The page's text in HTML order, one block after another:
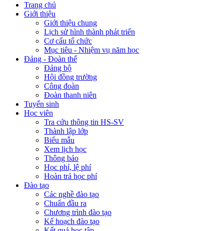
Trang chủ
Giới thiệu
Giới thiệu chung
Lịch sử hình thành phát triển
Cơ cấu tổ chức
Mục tiêu - Nhiệm vụ năm học
Đảng - Đoàn thể
Đảng bộ
Hội đồng trường
Công đoàn
Đoàn thanh niên
Tuyển sinh
Học viên
Tra cứu thông tin HS-SV
Thành lập lớp
Biểu mẫu
Xem lịch học
Thông báo
Học phí, lệ phí
Hoàn trả học phí
Đào tạo
Các nghề đào tạo
Chuẩn đầu ra
Chương trình đào tạo
Kế hoạch đào tạo